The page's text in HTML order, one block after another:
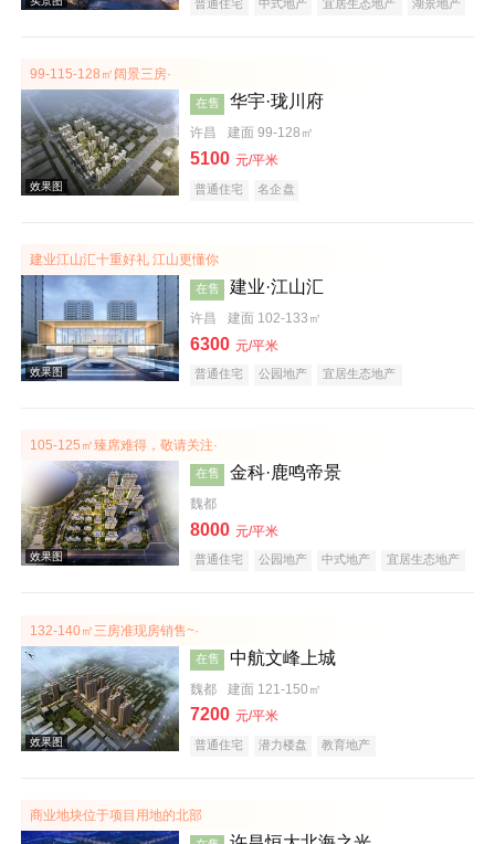
效果图
实景图
普通住宅 中式地产 宜居生态地产
湖景地产
99-115-128㎡阔景三房·
效果图
在售 华宇·珑川府
许昌 建面 99-128㎡
5100 元/平米
普通住宅 名企盘
建业江山汇十重好礼 江山更懂你
在售 建业·江山汇
许昌 建面 102-133㎡
6300 元/平米
普通住宅 公园地产 宜居生态地产
105-125㎡臻席难得，敬请关注·
在售 金科·鹿鸣帝景
魏都
8000 元/平米
普通住宅 公园地产 中式地产
宜居生态地产
132-140㎡三房准现房销售~·
在售 中航文峰上城
魏都 建面 121-150㎡
7200 元/平米
普通住宅 潜力楼盘 教育地产
商业地块位于项目用地的北部